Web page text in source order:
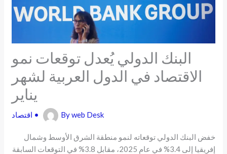
البنك الدولي يُعدل توقعات نمو
الاقتصاد في الدول العربية لشهر
يناير
اقتصاد • Byweb Desk
خفض البنك الدولي توقعاته لنمو منطقة الشرق الأوسط وشمال
إفريقيا إلى 3.4% في عام 2025، مقابل 3.8% في التوقعات السابقة